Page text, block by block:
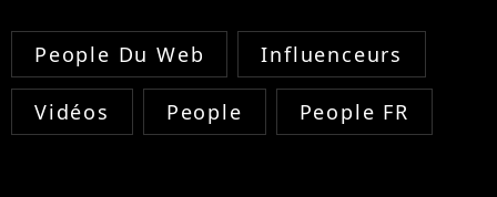
People Du Web Influenceurs
Vidéos People People FR